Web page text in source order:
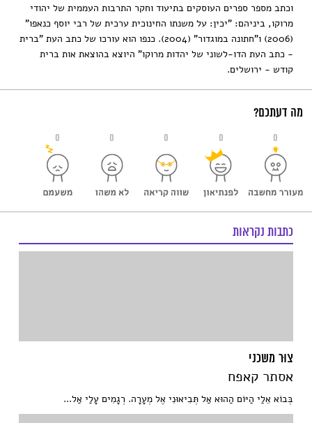
וכתב מספר ספרים העוסקים בתיעוד וחקר התרבות העממית של יהודי
מרוקו, ביניהם: "יכין: על משנתו החינוכית ערכית של רבי יוסף כנאפו"
(2006) ו"חתונה במוגדור" (2004). כנפו הוא עורכו של כתב העת "ברית
- כתב העת הדו-לשוני של יהדות מרוקו" היוצא בהוצאת אות ברית
קודש - ירושלים.
מה דעתכם?
0 0 0 0 0
כתבות נקראות
צוּר משכני
אסתר קאפח
בְּבוֹא אֵלַי הַיּוֹם הַהוּא אַל תְּבִיאוּנִי אֶל מְעָרָה. רְגָמִים עָלַי אַל...